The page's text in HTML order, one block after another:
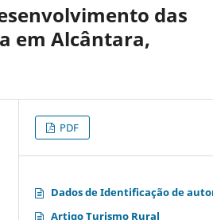
das
em Alcântara,
PDF
Dados de Identificação de
Artigo Turismo Rural